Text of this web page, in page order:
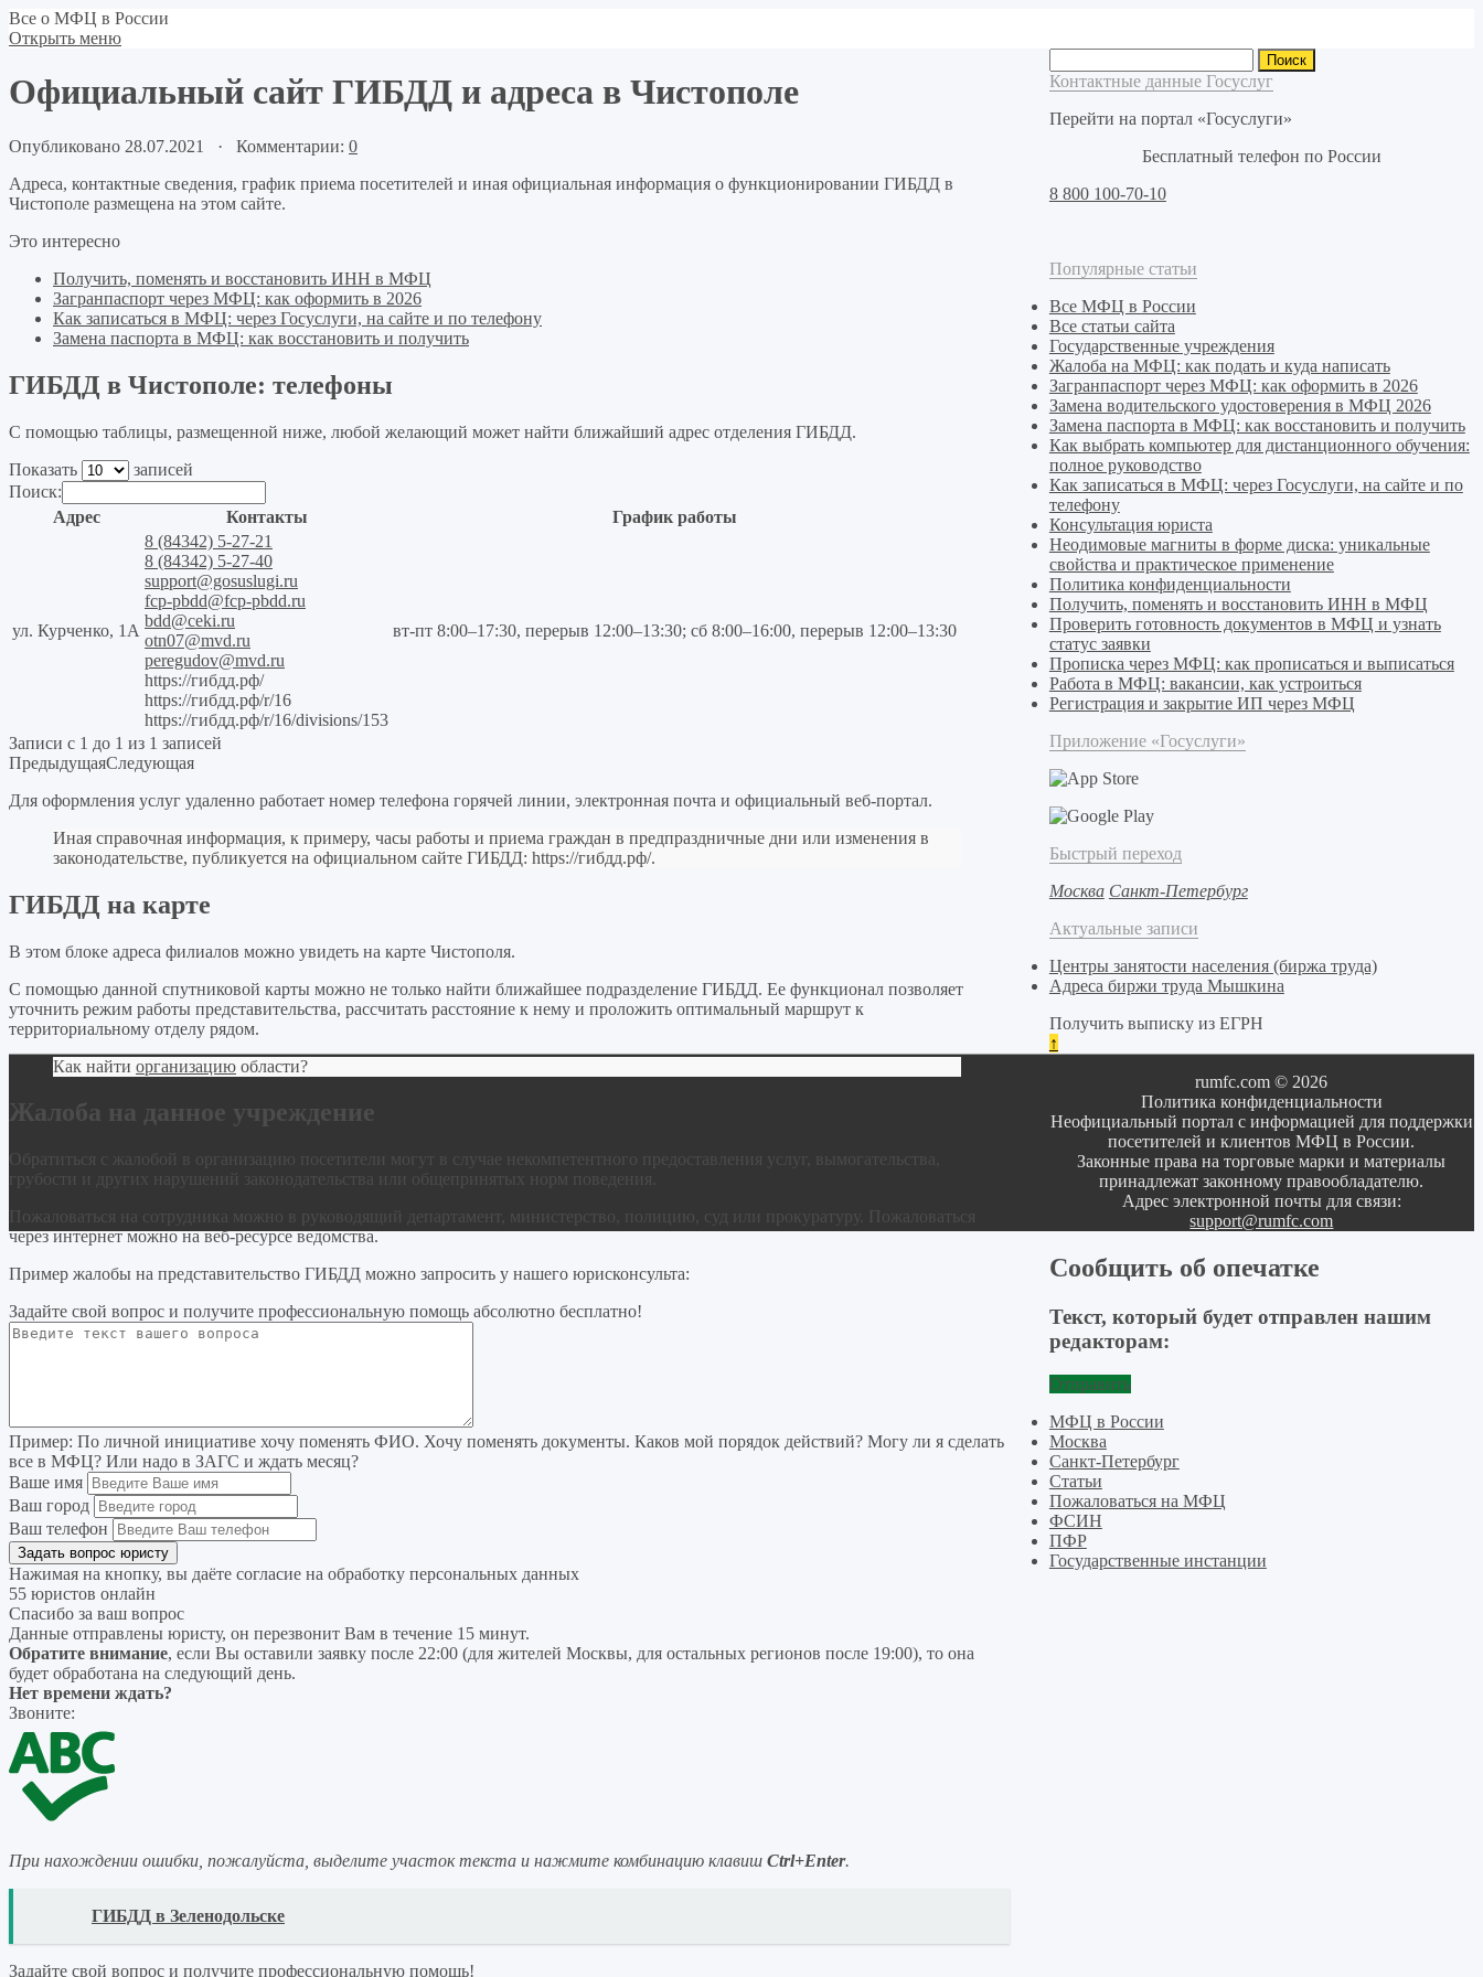
Все о МФЦ в России
Открыть меню
Официальный сайт ГИБДД и адреса в Чистополе
Опубликовано 28.07.2021 · Комментарии: 0
Адреса, контактные сведения, график приема посетителей и иная официальная информация о функционировании ГИБДД в
Чистополе размещена на этом сайте.
Это интересно
Получить, поменять и восстановить ИНН в МФЦ
Загранпаспорт через МФЦ: как оформить в 2026
Как записаться в МФЦ: через Госуслуги, на сайте и по телефону
Замена паспорта в МФЦ: как восстановить и получить
ГИБДД в Чистополе: телефоны
С помощью таблицы, размещенной ниже, любой желающий может найти ближайший адрес отделения ГИБДД.
Показать
записей
Поиск:
Адрес
Контакты График работы
ул. Курченко, 1А
8 (84342) 5-27-21
8 (84342) 5-27-40
support@gosuslugi.ru
fcp-pbdd@fcp-pbdd.ru
bdd@ceki.ru
otn07@mvd.ru
peregudov@mvd.ru
https://гибдд.рф/
https://гибдд.рф/r/16
https://гибдд.рф/r/16/divisions/153
вт-пт 8:00–17:30, перерыв 12:00–13:30; сб 8:00–16:00, перерыв 12:00–13:30
Записи с 1 до 1 из 1 записей
ПредыдущаяСледующая
Для оформления услуг удаленно работает номер телефона горячей линии, электронная почта и официальный веб-портал.
Иная справочная информация, к примеру, часы работы и приема граждан в предпраздничные дни или изменения в
законодательстве, публикуется на официальном сайте ГИБДД: https://гибдд.рф/.
ГИБДД на карте
В этом блоке адреса филиалов можно увидеть на карте Чистополя.
С помощью данной спутниковой карты можно не только найти ближайшее подразделение ГИБДД. Ее функционал позволяет
уточнить режим работы представительства, рассчитать расстояние к нему и проложить оптимальный маршрут к
территориальному отделу рядом.
Как найти организацию области?
Жалоба на данное учреждение
Обратиться с жалобой в организацию посетители могут в случае некомпетентного предоставления услуг, вымогательства,
грубости и других нарушений законодательства или общепринятых норм поведения.
Пожаловаться на сотрудника можно в руководящий департамент, министерство, полицию, суд или прокуратуру. Пожаловаться
через интернет можно на веб-ресурсе ведомства.
Пример жалобы на представительство ГИБДД можно запросить у нашего юрисконсульта:
Задайте свой вопрос и получите профессиональную помощь абсолютно бесплатно!
Пример: По личной инициативе хочу поменять ФИО. Хочу поменять документы. Каков мой порядок действий? Могу ли я сделать
все в МФЦ? Или надо в ЗАГС и ждать месяц?
Ваше имя
Ваш город
Ваш телефон
Нажимая на кнопку, вы даёте согласие на обработку персональных данных
55 юристов онлайн
Спасибо за ваш вопрос
Данные отправлены юристу, он перезвонит Вам в течение 15 минут.
Обратите внимание, если Вы оставили заявку после 22:00 (для жителей Москвы, для остальных регионов после 19:00), то она
будет обработана на следующий день.
Нет времени ждать?
Звоните:
При нахождении ошибки, пожалуйста, выделите участок текста и нажмите комбинацию клавиш Ctrl+Enter.
ГИБДД в Зеленодольске
Задайте свой вопрос и получите профессиональную помощь!
Контактные данные Госуслуг
Перейти на портал «Госуслуги»
Бесплатный телефон по России
8 800 100-70-10
Популярные статьи
Все МФЦ в России
Все статьи сайта
Государственные учреждения
Жалоба на МФЦ: как подать и куда написать
Загранпаспорт через МФЦ: как оформить в 2026
Замена водительского удостоверения в МФЦ 2026
Замена паспорта в МФЦ: как восстановить и получить
Как выбрать компьютер для дистанционного обучения:
полное руководство
Как записаться в МФЦ: через Госуслуги, на сайте и по
телефону
Консультация юриста
Неодимовые магниты в форме диска: уникальные
свойства и практическое применение
Политика конфиденциальности
Получить, поменять и восстановить ИНН в МФЦ
Проверить готовность документов в МФЦ и узнать
статус заявки
Прописка через МФЦ: как прописаться и выписаться
Работа в МФЦ: вакансии, как устроиться
Регистрация и закрытие ИП через МФЦ
Приложение «Госуслуги»
Быстрый переход
Москва Санкт-Петербург
Актуальные записи
Центры занятости населения (биржа труда)
Адреса биржи труда Мышкина
Получить выписку из ЕГРН
↑
rumfc.com © 2026
Политика конфиденциальности
Неофициальный портал с информацией для поддержки
посетителей и клиентов МФЦ в России.
Законные права на торговые марки и материалы
принадлежат законному правообладателю.
Адрес электронной почты для связи:
support@rumfc.com
Сообщить об опечатке
Текст, который будет отправлен нашим
редакторам:
Отправить
МФЦ в России
Москва
Санкт-Петербург
Статьи
Пожаловаться на МФЦ
ФСИН
ПФР
Государственные инстанции